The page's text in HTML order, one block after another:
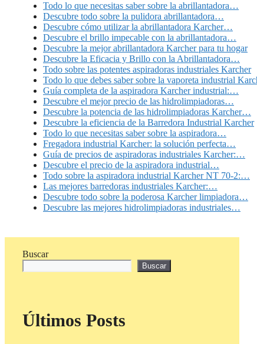
Todo lo que necesitas saber sobre la abrillantadora…
Descubre todo sobre la pulidora abrillantadora…
Descubre cómo utilizar la abrillantadora Karcher…
Descubre el brillo impecable con la abrillantadora…
Descubre la mejor abrillantadora Karcher para tu hogar
Descubre la Eficacia y Brillo con la Abrillantadora…
Todo sobre las potentes aspiradoras industriales Karcher
Todo lo que debes saber sobre la vaporeta industrial
Guía completa de la aspiradora Karcher industrial:…
Descubre el mejor precio de las hidrolimpiadoras…
Descubre la potencia de las hidrolimpiadoras Karcher…
Descubre la eficiencia de la Barredora Industrial Karcher
Todo lo que necesitas saber sobre la aspiradora…
Fregadora industrial Karcher: la solución perfecta…
Guía de precios de aspiradoras industriales Karcher:…
Descubre el precio de la aspiradora industrial…
Todo sobre la aspiradora industrial Karcher NT 70-2:…
Las mejores barredoras industriales Karcher:…
Descubre todo sobre la poderosa Karcher limpiadora…
Descubre las mejores hidrolimpiadoras industriales…
Buscar
Buscar
Últimos Posts